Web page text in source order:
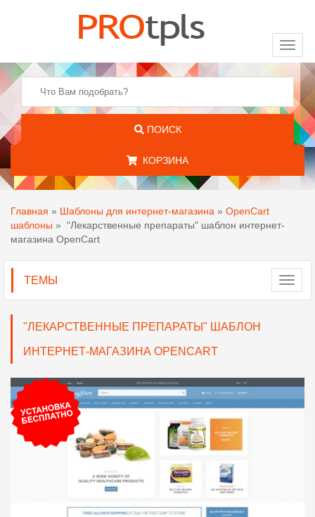
ПОИСК
КОРЗИНА
Главная » Шаблоны для интернет-магазина » OpenCart
шаблоны » "Лекарственные препараты" шаблон интернет-
магазина OpenCart
ТЕМЫ
"ЛЕКАРСТВЕННЫЕ ПРЕПАРАТЫ" ШАБЛОН
ИНТЕРНЕТ-МАГАЗИНА OPENCART